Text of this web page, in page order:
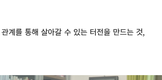
계를 통해 살아갈 수 있는 터전을 만드는 것,